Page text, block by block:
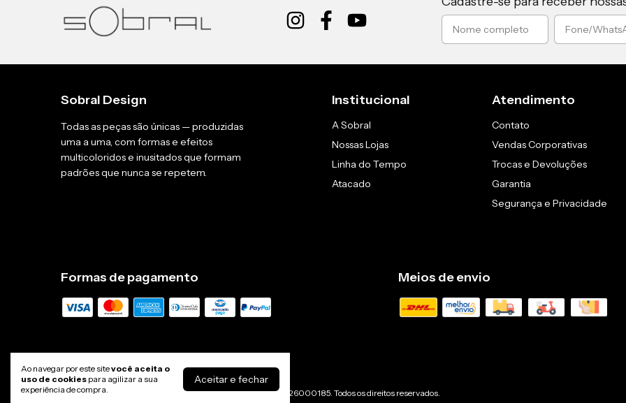
Ao navegar por este sitevocê aceita o
uso de cookies para agilizar a sua
experiência de compra.
Aceitar e fechar
Sobral Design
Todas as peças são únicas — produzidas
uma a uma, com formas e efeitos
multicoloridos e inusitados que formam
padrões que nunca se repetem.
Institucional
A Sobral
Nossas Lojas
Linha do Tempo
Atacado
Atendimento
Contato
Vendas Corporativas
Trocas e Devoluções
Garantia
Segurança e Privacidade
Formas de pagamento Meios de envio
Sobral Design - Joias e Acessórios de resina
©2026. Talento e Arte Comércio de Bijouterias LTDA - 47119626000185. Todos os direitos reservados.